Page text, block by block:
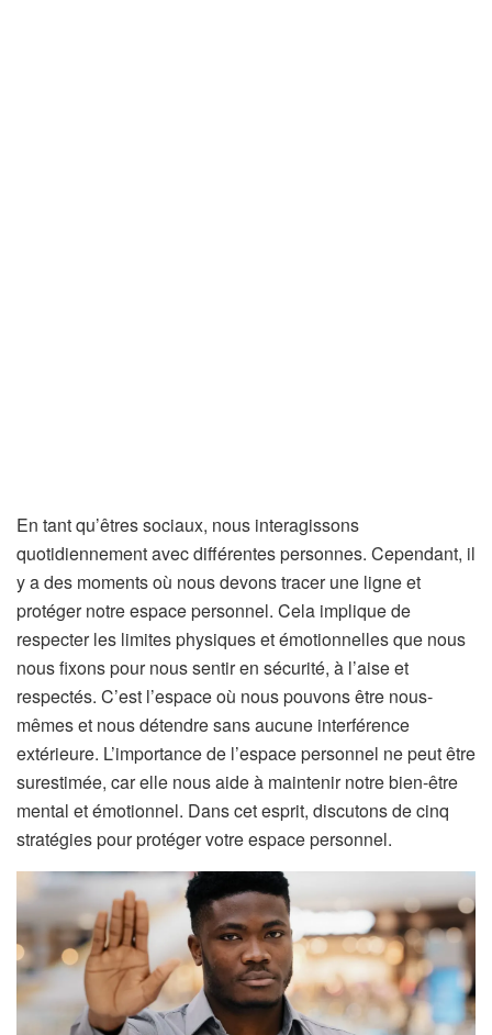
En tant qu’êtres sociaux, nous interagissons
quotidiennement avec différentes personnes. Cependant, il
y a des moments où nous devons tracer une ligne et
protéger notre espace personnel. Cela implique de
respecter les limites physiques et émotionnelles que nous
nous fixons pour nous sentir en sécurité, à l’aise et
respectés. C’est l’espace où nous pouvons être nous-
mêmes et nous détendre sans aucune interférence
extérieure. L’importance de l’espace personnel ne peut être
surestimée, car elle nous aide à maintenir notre bien-être
mental et émotionnel. Dans cet esprit, discutons de cinq
stratégies pour protéger votre espace personnel.